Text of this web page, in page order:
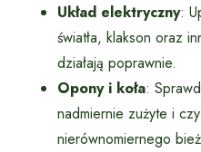
Układ elektryczny:
światła, klakson oraz
działają poprawnie.
Opony i koła:
nadmiernie zużyte i
nierównomiernego